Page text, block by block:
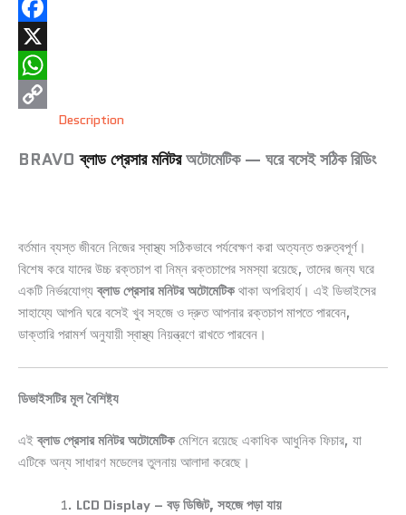
Facebook
X
WhatsApp
Link
Description
BRAVOব্লাড প্রেসার মনিটরঅটোমেটিক — ঘরে বসেই সঠিক রিডিং
বর্তমান ব্যস্ত জীবনে নিজের স্বাস্থ্য সঠিকভাবে পর্যবেক্ষণ করা অত্যন্ত গুরুত্বপূর্ণ।
বিশেষ করে যাদের উচ্চ রক্তচাপ বা নিম্ন রক্তচাপের সমস্যা রয়েছে, তাদের জন্য ঘরে
একটি নির্ভরযোগ্যব্লাড প্রেসার মনিটর অটোমেটিকথাকা অপরিহার্য। এই ডিভাইসের
সাহায্যে আপনি ঘরে বসেই খুব সহজে ও দ্রুত আপনার রক্তচাপ মাপতে পারবেন,
ডাক্তারি পরামর্শ অনুযায়ী স্বাস্থ্য নিয়ন্ত্রণে রাখতে পারবেন।
ডিভাইসটির মূল বৈশিষ্ট্য
এইব্লাড প্রেসার মনিটর অটোমেটিকমেশিনে রয়েছে একাধিক আধুনিক ফিচার, যা
এটিকে অন্য সাধারণ মডেলের তুলনায় আলাদা করেছে।
LCD Display – বড় ডিজিট, সহজে পড়া যায়